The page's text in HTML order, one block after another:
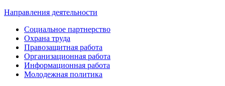
Направления деятельности
Социальное партнерство
Охрана труда
Правозащитная работа
Организационная работа
Информационная работа
Молодежная политика